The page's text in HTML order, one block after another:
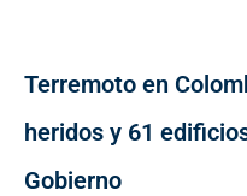
Terremoto en
heridos y 61
Gobierno